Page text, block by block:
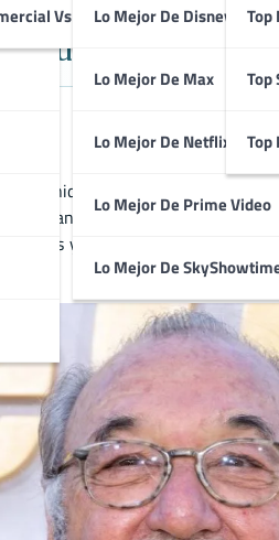
Vs AutorLo Mejor De Disney+
Lo Mejor De Max
Lo Mejor De Netflix
Lo Mejor De Prime Video
Lo Mejor De
Top
Top
Humor y el
conocido por su
ganando múltiples
y dramas románticos.